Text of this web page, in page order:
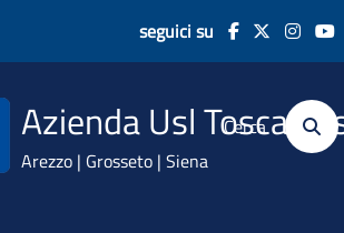
seguici su
Azienda Usl Toscana
Arezzo | Grosseto | Siena
Cerca